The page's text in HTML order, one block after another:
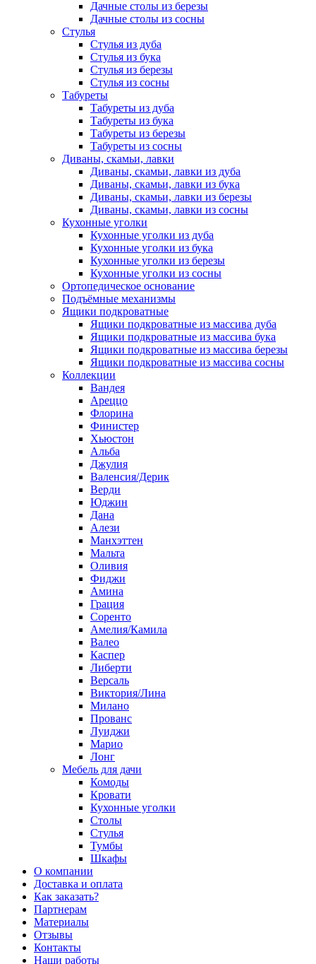
Дачные столы из березы
Дачные столы из сосны
Стулья
Стулья из дуба
Стулья из бука
Стулья из березы
Стулья из сосны
Табуреты
Табуреты из дуба
Табуреты из бука
Табуреты из березы
Табуреты из сосны
Диваны, скамьи, лавки
Диваны, скамьи, лавки из дуба
Диваны, скамьи, лавки из бука
Диваны, скамьи, лавки из березы
Диваны, скамьи, лавки из сосны
Кухонные уголки
Кухонные уголки из дуба
Кухонные уголки из бука
Кухонные уголки из березы
Кухонные уголки из сосны
Ортопедическое основание
Подъёмные механизмы
Ящики подкроватные
Ящики подкроватные из массива дуба
Ящики подкроватные из массива бука
Ящики подкроватные из массива березы
Ящики подкроватные из массива сосны
Коллекции
Вандея
Ареццо
Флорина
Финистер
Хьюстон
Альба
Джулия
Валенсия/Дерик
Верди
Юджин
Дана
Алези
Манхэттен
Мальта
Оливия
Фиджи
Амина
Грация
Соренто
Амелия/Камила
Валео
Каспер
Либерти
Версаль
Виктория/Лина
Милано
Прованс
Луиджи
Марио
Лонг
Мебель для дачи
Комоды
Кровати
Кухонные уголки
Столы
Стулья
Тумбы
Шкафы
О компании
Доставка и оплата
Как заказать?
Партнерам
Материалы
Отзывы
Контакты
Наши работы